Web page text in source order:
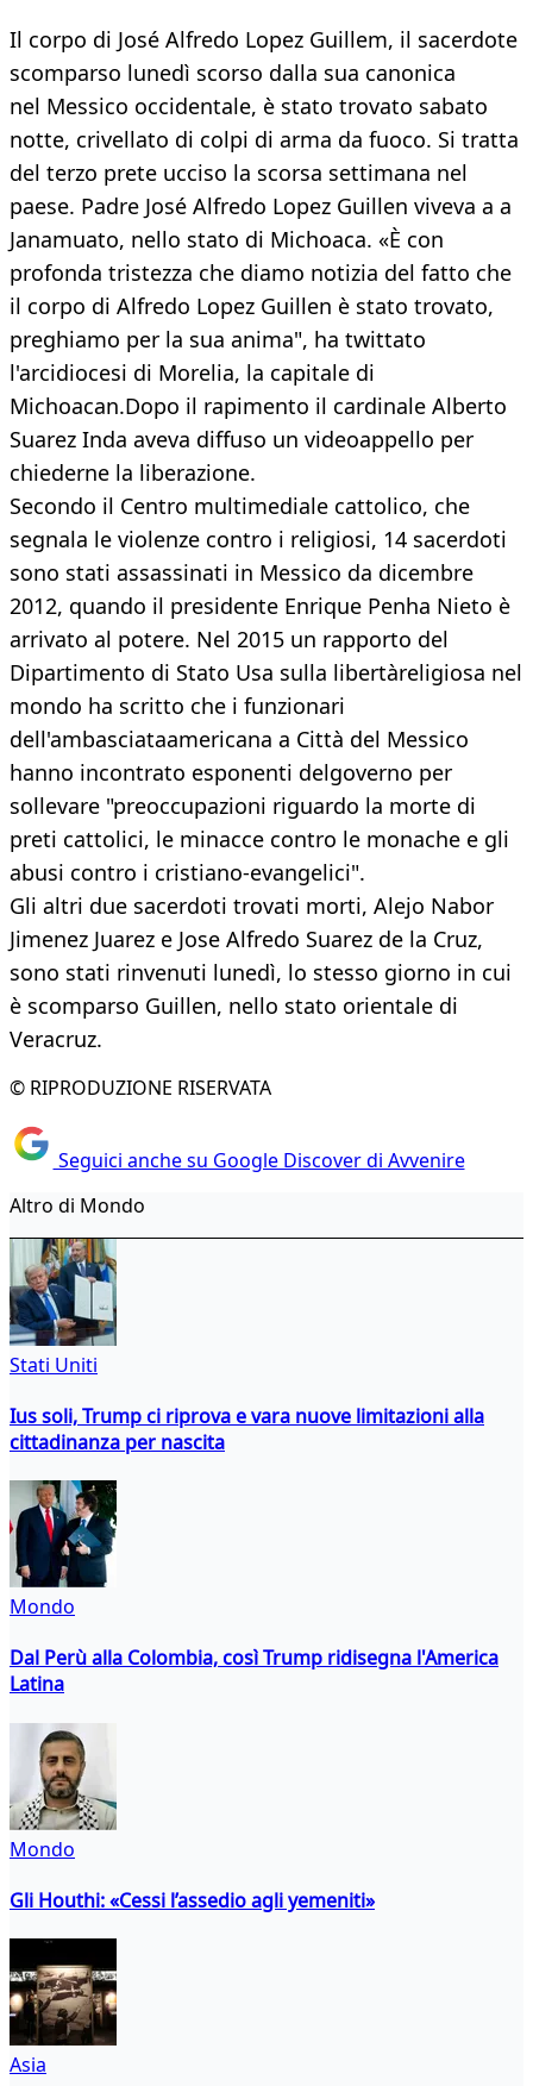
​Il corpo di José Alfredo Lopez Guillem, il sacerdote
scomparso lunedì scorso dalla sua canonica
nel Messico occidentale, è stato trovato sabato
notte, crivellato di colpi di arma da fuoco. Si tratta
del terzo prete ucciso la scorsa settimana nel
paese. Padre José Alfredo Lopez Guillen viveva a a
Janamuato, nello stato di Michoaca. «È con
profonda tristezza che diamo notizia del fatto che
il corpo di Alfredo Lopez Guillen è stato trovato,
preghiamo per la sua anima", ha twittato
l'arcidiocesi di Morelia, la capitale di
Michoacan.Dopo il rapimento il cardinale Alberto
Suarez Inda aveva diffuso un videoappello per
chiederne la liberazione.
Secondo il Centro multimediale cattolico, che
segnala le violenze contro i religiosi, 14 sacerdoti
sono stati assassinati in Messico da dicembre
2012, quando il presidente Enrique Penha Nieto è
arrivato al potere. Nel 2015 un rapporto del
Dipartimento di Stato Usa sulla libertàreligiosa nel
mondo ha scritto che i funzionari
dell'ambasciataamericana a Città del Messico
hanno incontrato esponenti delgoverno per
sollevare "preoccupazioni riguardo la morte di
preti cattolici, le minacce contro le monache e gli
abusi contro i cristiano-evangelici".
Gli altri due sacerdoti trovati morti, Alejo Nabor
Jimenez Juarez e Jose Alfredo Suarez de la Cruz,
sono stati rinvenuti lunedì, lo stesso giorno in cui
è scomparso Guillen, nello stato orientale di
Veracruz.
© RIPRODUZIONE RISERVATA
Seguici anche su Google Discover di Avvenire
Altro di Mondo
Stati Uniti
Ius soli, Trump ci riprova e vara nuove limitazioni alla
cittadinanza per nascita
Mondo
Dal Perù alla Colombia, così Trump ridisegna l'America
Latina
Mondo
Gli Houthi: «Cessi l’assedio agli yemeniti»
Asia